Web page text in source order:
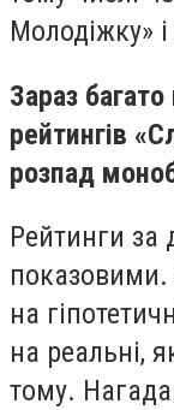
Молодіжку»
Зараз
рейтингів
розпад
Рейтинги за
на
на реальні,
тому.